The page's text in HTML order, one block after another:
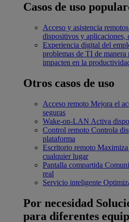
Casos de uso
Acceso y asistencia remotos
dispositivos y aplicaciones,
Experiencia digital del
problemas de TI de manera
impacten en la
Otros casos de uso
Acceso remoto Mejora el
seguras
Wake-on-LAN Activa
Control remoto Controla
plataforma
Escritorio remoto Maximiza
cualquier lugar
Pantalla compartida
real
Servicio inteligente
Por necesidad
para diferentes